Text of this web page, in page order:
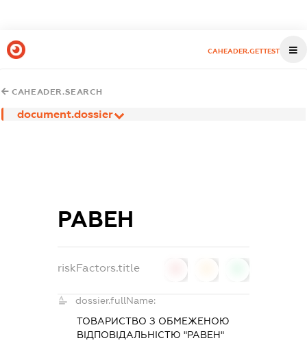
CAHEADER.GETTEST
CAHEADER.SEARCH
document.dossier
РАВЕН
riskFactors.title
dossier.fullName:
ТОВАРИСТВО З ОБМЕЖЕНОЮ
ВІДПОВІДАЛЬНІСТЮ "РАВЕН"